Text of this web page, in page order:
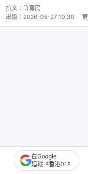
撰文： 許育民
出版： 2026-05-27 10:30
在Google
追蹤《香港01》